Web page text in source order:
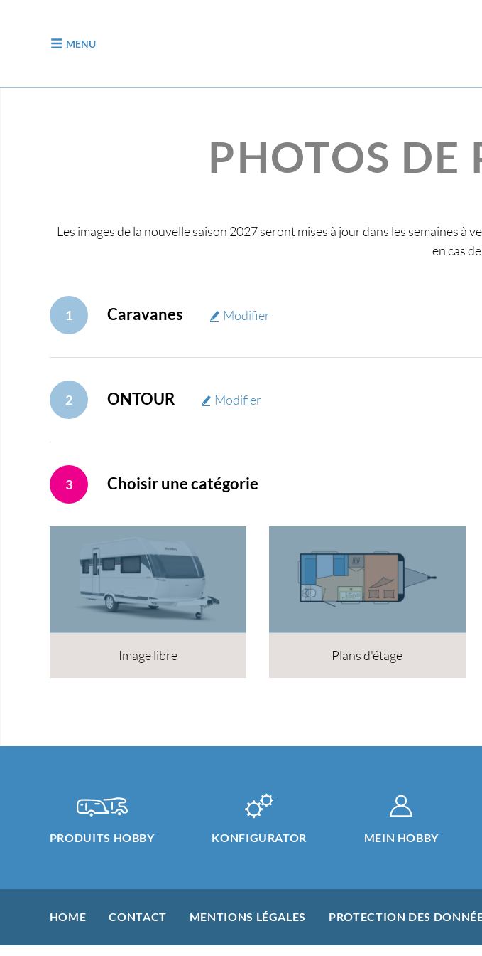
MENU
PHOTOS DE
Les images de la nouvelle saison 2027 seront mises à jour dans les semaines
en cas
1 Caravanes Modifier
2 ONTOUR Modifier
3 Choisir une catégorie
Image libre Plans d'étage
PRODUITS HOBBY KONFIGURATOR MEIN HOBBY
HOME CONTACT MENTIONS LÉGALES PROTECTION DES